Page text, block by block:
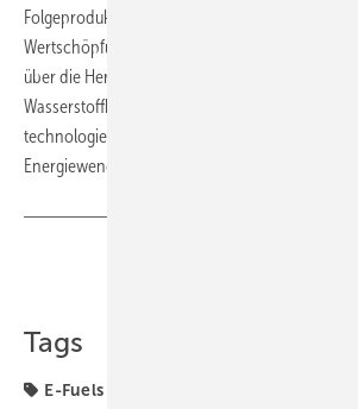
Folgeprodukte. Sie vernetzt alle Akteure entlang
Wertschöpfungskette – von der Elektrolyse- und
über die Herstellung synthetischer Kraft- und
Wasserstoffbasis bis zum Endabnehmer – und
technologieoffenen Ansatz für eine
Energiewende.
Tags
E-Fuels